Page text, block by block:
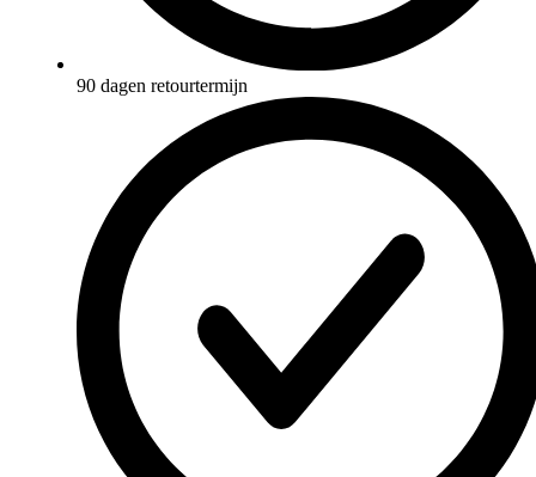
90 dagen retourtermijn